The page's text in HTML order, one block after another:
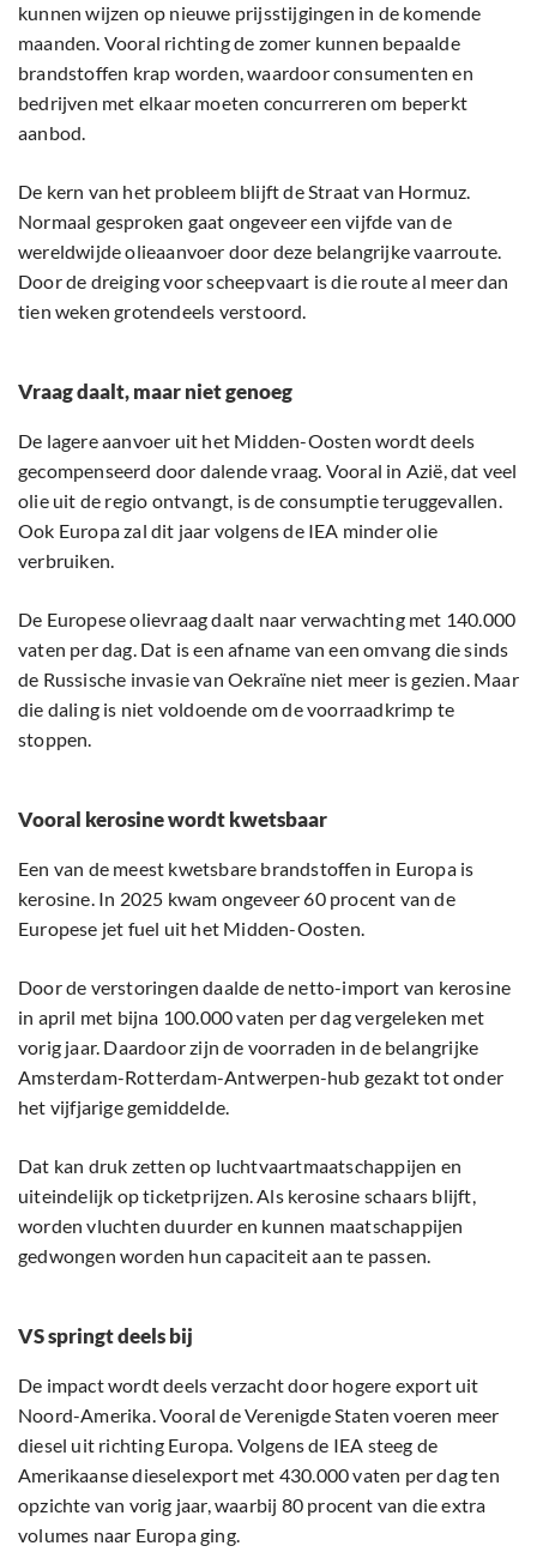
kunnen wijzen op nieuwe prijsstijgingen in de komende
maanden. Vooral richting de zomer kunnen bepaalde
brandstoffen krap worden, waardoor consumenten en
bedrijven met elkaar moeten concurreren om beperkt
aanbod.
De kern van het probleem blijft de Straat van Hormuz.
Normaal gesproken gaat ongeveer een vijfde van de
wereldwijde olieaanvoer door deze belangrijke vaarroute.
Door de dreiging voor scheepvaart is die route al meer dan
tien weken grotendeels verstoord.
Vraag daalt, maar niet genoeg
De lagere aanvoer uit het Midden-Oosten wordt deels
gecompenseerd door dalende vraag. Vooral in Azië, dat veel
olie uit de regio ontvangt, is de consumptie teruggevallen.
Ook Europa zal dit jaar volgens de IEA minder olie
verbruiken.
De Europese olievraag daalt naar verwachting met 140.000
vaten per dag. Dat is een afname van een omvang die sinds
de Russische invasie van Oekraïne niet meer is gezien. Maar
die daling is niet voldoende om de voorraadkrimp te
stoppen.
Vooral kerosine wordt kwetsbaar
Een van de meest kwetsbare brandstoffen in Europa is
kerosine. In 2025 kwam ongeveer 60 procent van de
Europese jet fuel uit het Midden-Oosten.
Door de verstoringen daalde de netto-import van kerosine
in april met bijna 100.000 vaten per dag vergeleken met
vorig jaar. Daardoor zijn de voorraden in de belangrijke
Amsterdam-Rotterdam-Antwerpen-hub gezakt tot onder
het vijfjarige gemiddelde.
Dat kan druk zetten op luchtvaartmaatschappijen en
uiteindelijk op ticketprijzen. Als kerosine schaars blijft,
worden vluchten duurder en kunnen maatschappijen
gedwongen worden hun capaciteit aan te passen.
VS springt deels bij
De impact wordt deels verzacht door hogere export uit
Noord-Amerika. Vooral de Verenigde Staten voeren meer
diesel uit richting Europa. Volgens de IEA steeg de
Amerikaanse dieselexport met 430.000 vaten per dag ten
opzichte van vorig jaar, waarbij 80 procent van die extra
volumes naar Europa ging.